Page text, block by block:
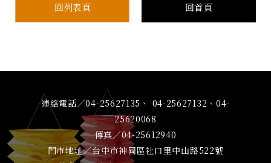
回列表頁 回首頁
連絡電話／04-25627135、 04-25627132、04-
25620068
傳真／04-25612940
門市地址／台中市神岡區社口里中山路522號